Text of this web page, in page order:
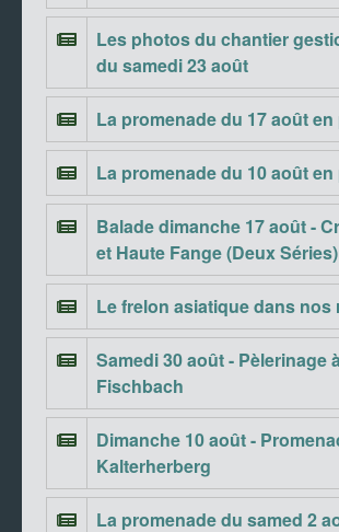
Les photos du chantier
du samedi 23 août
La promenade du 17 août
La promenade du 10 août
Balade dimanche 17 août -
et Haute Fange (Deux Séries)
Le frelon asiatique dans nos
Samedi 30 août - Pèlerinage
Fischbach
Dimanche 10 août -
Kalterherberg
La promenade du samed 2